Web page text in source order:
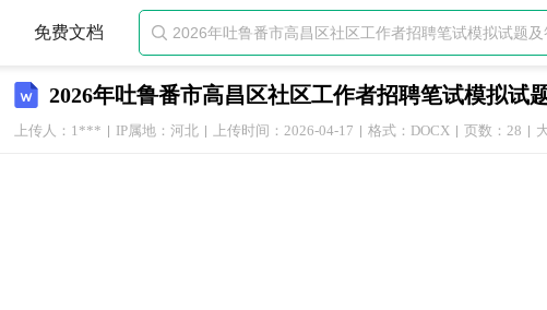
免费文档 
2026年吐鲁番市高昌区社区工作者招聘笔试模拟试
上传人：1*** IP属地：河北 上传时间：2026-04-17 格式：DOCX 页数：28